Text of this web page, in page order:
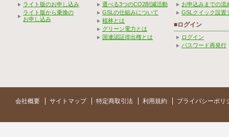
ライト版のお申し込み
ライト版から乗換の
お申し込み
選べる3つのCO2削減活動
GSLの仕組みについて
植林とは
グリーン電力とは
国連認証排出権とは
お申込みまでの流
GSLクイック設置
■ログイン
ログイン
パスワード再発行
会社概要 サイトマップ 特定商取引法 利用規約 プライバシーポリ